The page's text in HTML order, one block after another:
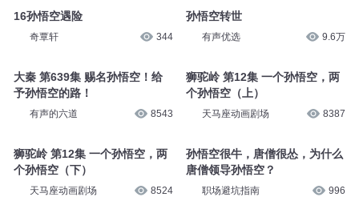
16孙悟空遇险
奇覃轩 344
大秦 第639集 赐名孙悟空！给
予孙悟空的路！
有声的六道 8543
狮驼岭 第12集 一个孙悟空，两
个孙悟空（下）
天马座动画剧场 8524
孙悟空转世
有声优选 9.6万
狮驼岭 第12集 一个孙悟空，两
个孙悟空（上）
天马座动画剧场 8387
孙悟空很牛，唐僧很怂，为什么
唐僧领导孙悟空？
职场避坑指南 996